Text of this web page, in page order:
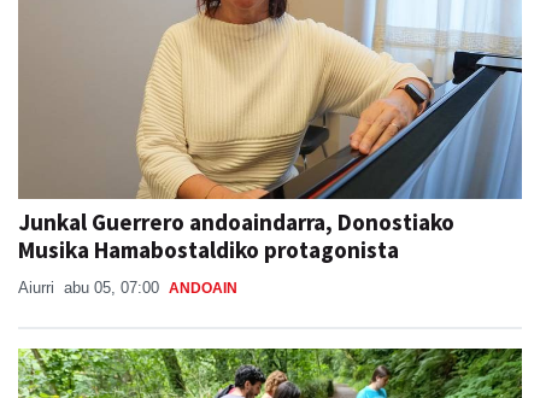
Junkal Guerrero andoaindarra, Donostiako
Musika Hamabostaldiko protagonista
Aiurri abu 05, 07:00 ANDOAIN